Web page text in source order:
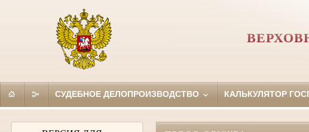
СУДЕБНОЕ ДЕЛОПРОИЗВОДСТВО КАЛЬКУЛЯТОР